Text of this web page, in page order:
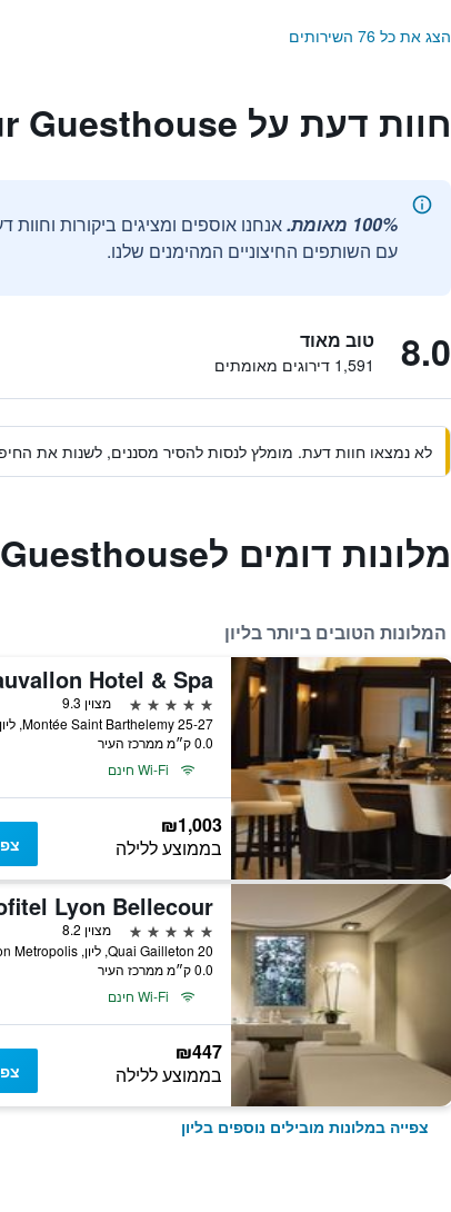
הצג את כל 76 השירותים
חוות דעת על Le Flâneur Guesthouse
100% מאומת.
עם השותפים החיצוניים המהימנים שלנו.
8.0 טוב מאוד
1,591 דירוגים מאומתים
לא נמצאו חוות דעת. מומלץ לנסות להסיר מסננים, לשנות את
מלונות דומים לLe Flâneur Guesthouse
המלונות הטובים ביותר בליון
5 כוכבים
מצוין 9.3
0.0 ק״מ ממרכז העיר
Wi-Fi חינם
₪1,003
בממוצע ללילה
Lyon Bellecour
5 כוכבים
מצוין 8.2
20 Quai Gailleton, ליון, Lyon Metropolis, צרפת
0.0 ק״מ ממרכז העיר
Wi-Fi חינם
₪447
בממוצע ללילה
צפייה במלונות מובילים נוספים בליון